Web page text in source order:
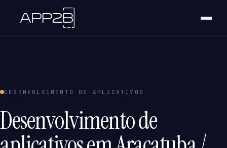
DESENVOLVIMENTO DE APLICATIVOS
Desenvolvimento de